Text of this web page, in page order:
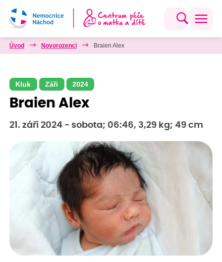
Úvod Novorozenci Braien Alex
Kluk Záři 2024
Braien Alex
21. září 2024 - sobota; 06:46, 3,29 kg; 49 cm